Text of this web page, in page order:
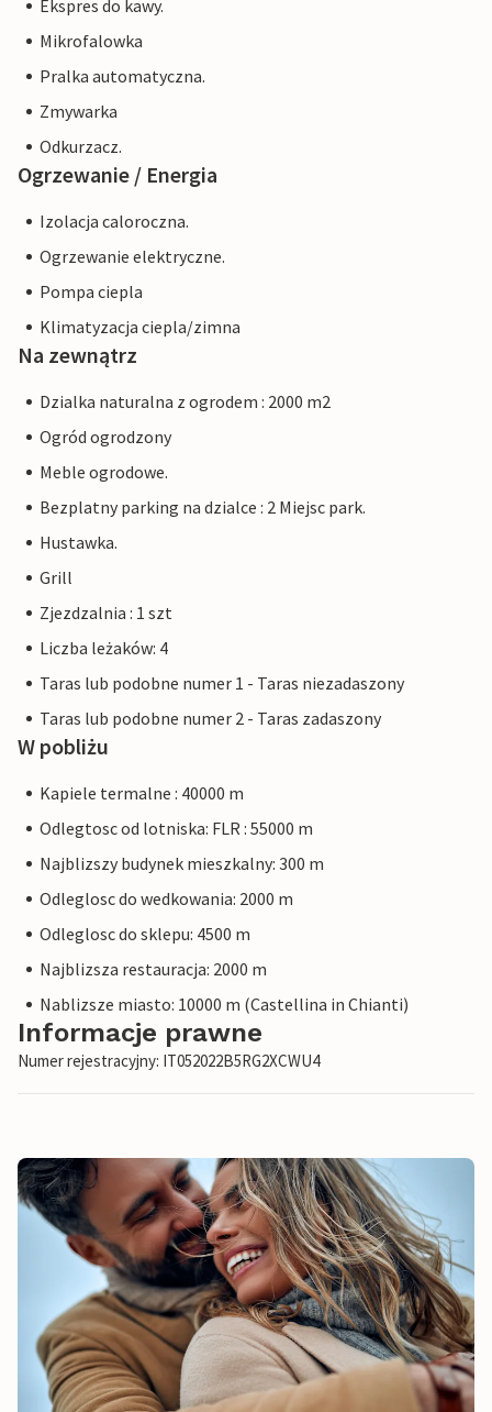
Ekspres do kawy.
Mikrofalowka
Pralka automatyczna.
Zmywarka
Odkurzacz.
Ogrzewanie / Energia
Izolacja caloroczna.
Ogrzewanie elektryczne.
Pompa ciepla
Klimatyzacja ciepla/zimna
Na zewnątrz
Dzialka naturalna z ogrodem : 2000 m2
Ogród ogrodzony
Meble ogrodowe.
Bezplatny parking na dzialce : 2 Miejsc park.
Hustawka.
Grill
Zjezdzalnia : 1 szt
Liczba leżaków: 4
Taras lub podobne numer 1 - Taras niezadaszony
Taras lub podobne numer 2 - Taras zadaszony
W pobliżu
Kapiele termalne : 40000 m
Odlegtosc od lotniska: FLR : 55000 m
Najblizszy budynek mieszkalny: 300 m
Odleglosc do wedkowania: 2000 m
Odleglosc do sklepu: 4500 m
Najblizsza restauracja: 2000 m
Nablizsze miasto: 10000 m (Castellina in Chianti)
Informacje prawne
Numer rejestracyjny: IT052022B5RG2XCWU4